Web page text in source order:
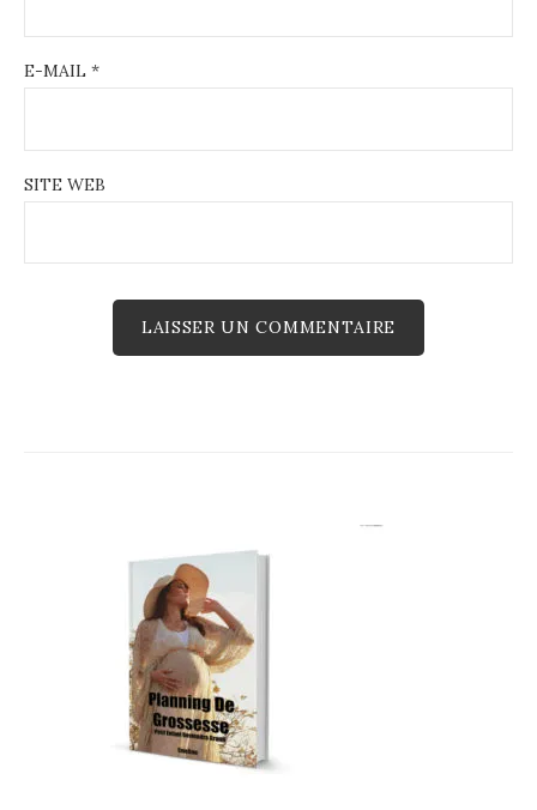
E-MAIL *
SITE WEB